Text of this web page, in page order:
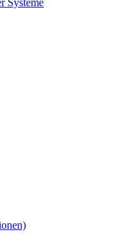
Systeme